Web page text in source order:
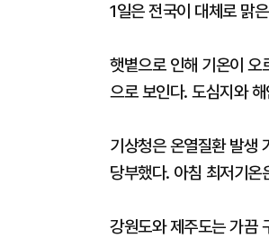
1일은 전국이 대체로 맑
햇볕으로 인해 기온이
으로 보인다. 도심지와
기상청은 온열질환 발생
당부했다. 아침 최저기
강원도와 제주도는 가